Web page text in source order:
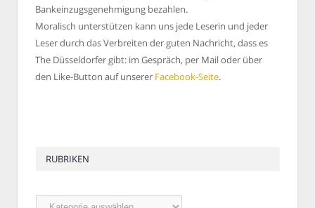
Bankeinzugsgenehmigung bezahlen.
Moralisch unterstützen kann uns jede Leserin und jeder
Leser durch das Verbreiten der guten Nachricht, dass es
The Düsseldorfer gibt: im Gespräch, per Mail oder über
den Like-Button auf unserer Facebook-Seite.
RUBRIKEN
Rubriken